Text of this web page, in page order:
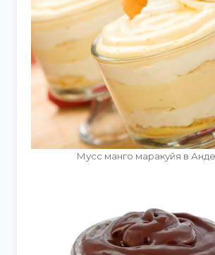
Мусс манго маракуйя в